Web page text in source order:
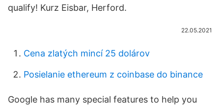
qualify! Kurz Eisbar, Herford.
22.05.2021
Cena zlatých mincí 25 dolárov
Posielanie ethereum z coinbase do binance
Google has many special features to help you